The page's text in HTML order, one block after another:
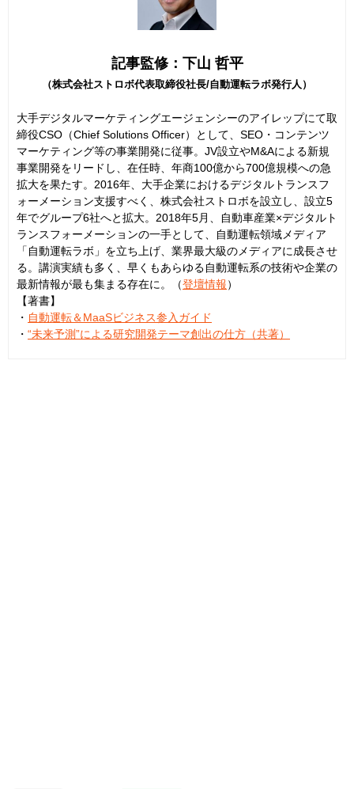
記事監修：下山 哲平
（株式会社ストロボ代表取締役社長/自動運転ラボ発行人）
大手デジタルマーケティングエージェンシーのアイレップにて取
締役CSO（Chief Solutions Officer）として、SEO・コンテンツ
マーケティング等の事業開発に従事。JV設立やM&Aによる新規
事業開発をリードし、在任時、年商100億から700億規模への急
拡大を果たす。2016年、大手企業におけるデジタルトランスフ
ォーメーション支援すべく、株式会社ストロボを設立し、設立5
年でグループ6社へと拡大。2018年5月、自動車産業×デジタルト
ランスフォーメーションの一手として、自動運転領域メディア
「自動運転ラボ」を立ち上げ、業界最大級のメディアに成長させ
る。講演実績も多く、早くもあらゆる自動運転系の技術や企業の
最新情報が最も集まる存在に。（登壇情報）
【著書】
・ 自動運転＆MaaSビジネス参入ガイド
・ “未来予測”による研究開発テーマ創出の仕方（共著）